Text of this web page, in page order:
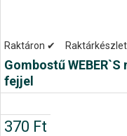
Raktáron ✔
Gombostű
fejjel
370 Ft